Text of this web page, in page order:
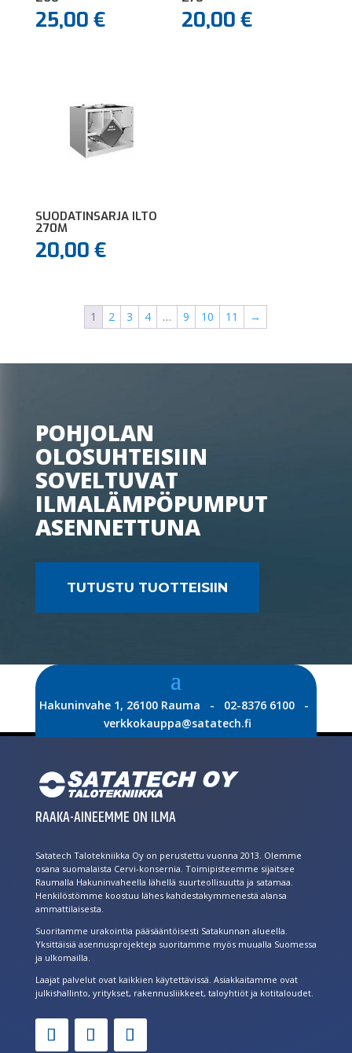
25,00 € 20,00€
SUODATINSARJA ILTO
270M
20,00 €
1 2 3 4 … 9 10 11 →
POHJOLAN
OLOSUHTEISIIN
SOVELTUVAT
ILMALÄMPÖPUMPUT
ASENNETTUNA
TUTUSTU TUOTTEISIIN
Hakuninvahe 1, 26100 Rauma - 02-8376 6100 -
verkkokauppa@satatech.fi
RAAKA-AINEEMME ON ILMA
Satatech Talotekniikka Oy on perustettu vuonna 2013. Olemme
osana suomalaista Cervi-konsernia. Toimipisteemme sijaitsee
Raumalla Hakuninvaheella lähellä suurteollisuutta ja satamaa.
Henkilöstömme koostuu lähes kahdestakymmenestä alansa
ammattilaisesta.
Suoritamme urakointia pääsääntöisesti Satakunnan alueella.
Yksittäisiä asennusprojekteja suoritamme myös muualla Suomessa
ja ulkomailla.
Laajat palvelut ovat kaikkien käytettävissä. Asiakkaitamme ovat
julkishallinto, yritykset, rakennusliikkeet, taloyhtiöt ja kotitaloudet.